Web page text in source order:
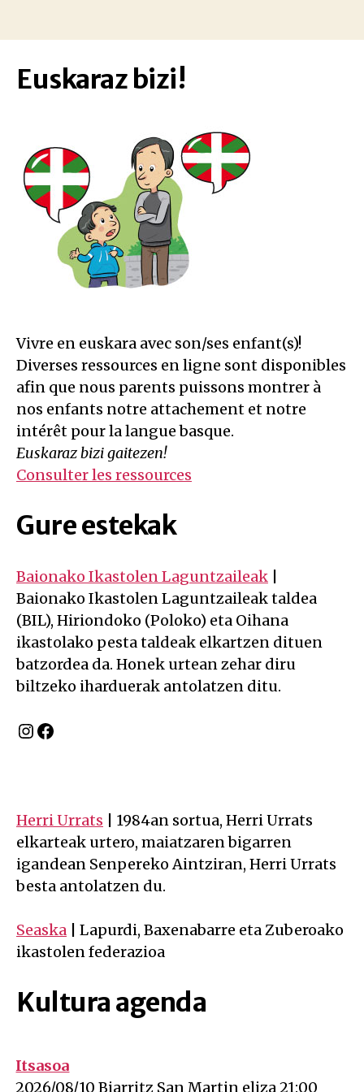
Euskaraz bizi!
Vivre en euskara avec son/ses enfant(s)!
Diverses ressources en ligne sont disponibles
afin que nous parents puissons montrer à
nos enfants notre attachement et notre
intérêt pour la langue basque.
Euskaraz bizi gaitezen!
Consulter les ressources
Gure estekak
Baionako Ikastolen Laguntzaileak
Baionako Ikastolen Laguntzaileak taldea
(BIL), Hiriondoko (Poloko) eta Oihana
ikastolako pesta taldeak elkartzen dituen
batzordea da. Honek urtean zehar diru
biltzeko iharduerak antolatzen ditu.
Instagram
Facebook
Herri Urrats | 1984an sortua, Herri Urrats
elkarteak urtero, maiatzaren bigarren
igandean Senpereko Aintziran, Herri Urrats
besta antolatzen du.
Seaska | Lapurdi, Baxenabarre eta Zuberoako
ikastolen federazioa
Kultura agenda
Itsasoa
on 2026-08-10 at 0h00
2026/08/10 Biarritz San Martin eliza 21:00